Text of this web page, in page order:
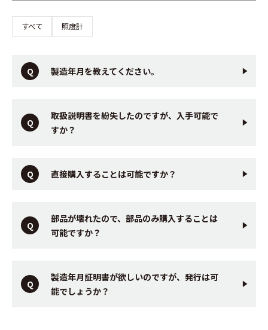
すべて 照度計
製造年月を教えてください。
取扱説明書を紛失したのですが、入手可能で
すか？
直接購入することは可能ですか？
部品が壊れたので、部品のみ購入することは
可能ですか？
製造年月証明書が欲しいのですが、発行は可
能でしょうか？